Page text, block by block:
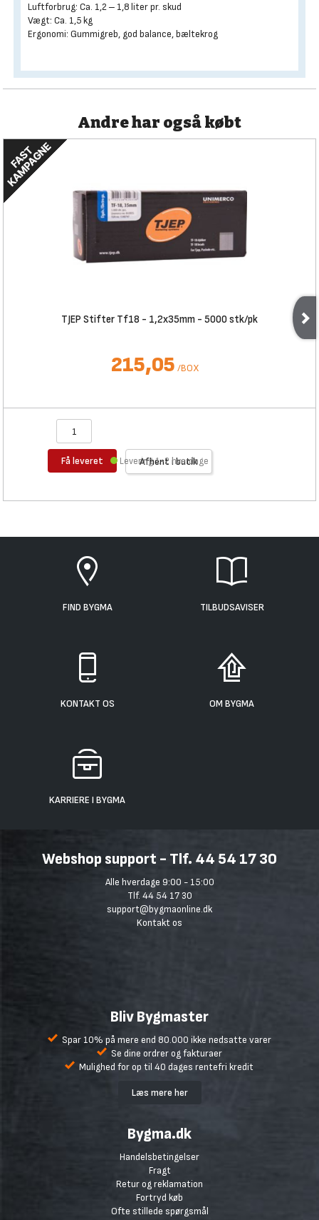
Luftforbrug: Ca. 1,2 – 1,8 liter pr. skud
Vægt: Ca. 1,5 kg
Ergonomi: Gummigreb, god balance, bæltekrog
Andre har også købt
TJEP Stifter Tf18 - 1,2x35mm - 5000 stk/pk
215,05 /BOX
Få leveret Afhent i butik
Levering 1-2 hverdage
FIND BYGMA TILBUDSAVISER
KONTAKT OS OM BYGMA
KARRIERE I BYGMA
Webshop support - Tlf. 44 54 17 30
Alle hverdage 9:00 - 15:00
Tlf. 44 54 17 30
support@bygmaonline.dk
Kontakt os
Bliv Bygmaster
Spar 10% på mere end 80.000 ikke nedsatte varer
Se dine ordrer og fakturaer
Mulighed for op til 40 dages rentefri kredit
Læs mere her
Bygma.dk
Handelsbetingelser
Fragt
Retur og reklamation
Fortryd køb
Ofte stillede spørgsmål